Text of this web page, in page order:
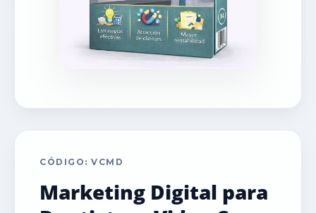
CÓDIGO: VCMD
Marketing Digital para